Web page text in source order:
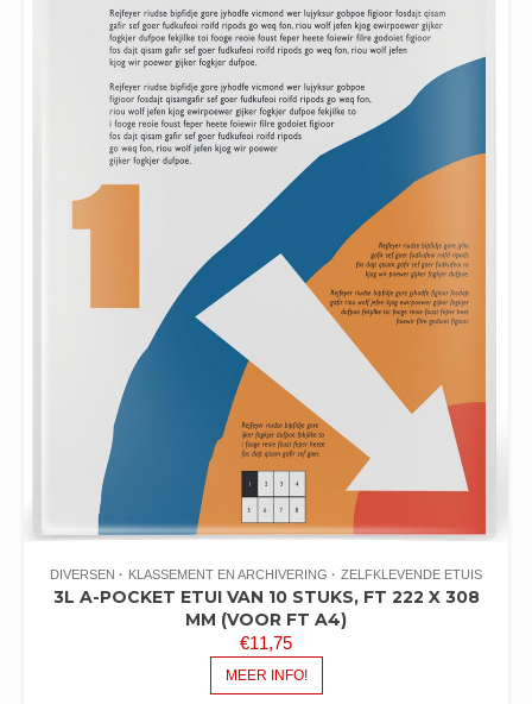
DIVERSEN KLASSEMENT EN ARCHIVERING ZELFKLEVENDE ETUIS
3L A-POCKET ETUI VAN 10 STUKS, FT 222 X 308
MM (VOOR FT A4)
€11,75
MEER INFO!